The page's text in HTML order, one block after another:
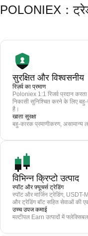
POLONIEX：
सुरक्षित और विश्वसनीय
रिज़र्व का प्रमाण
Poloniex 1:1 रिजर्व प्रदान
निकासी सुनिश्चित करने के लिए
है।
खाता सुरक्षा
बहु-कारक प्रमाणीकरण, असामान्य
विभिन्न क्रिप्टो उत्पाद
स्पॉट और फ़्यूचर्स ट्रेडिंग
स्पॉट और मार्जिन ट्रेडिंग,
और ट्रेडिंग बॉट सहित सेवाओं की
उच्च उपज कमाई
मल्टीपल Earn उत्पादों में